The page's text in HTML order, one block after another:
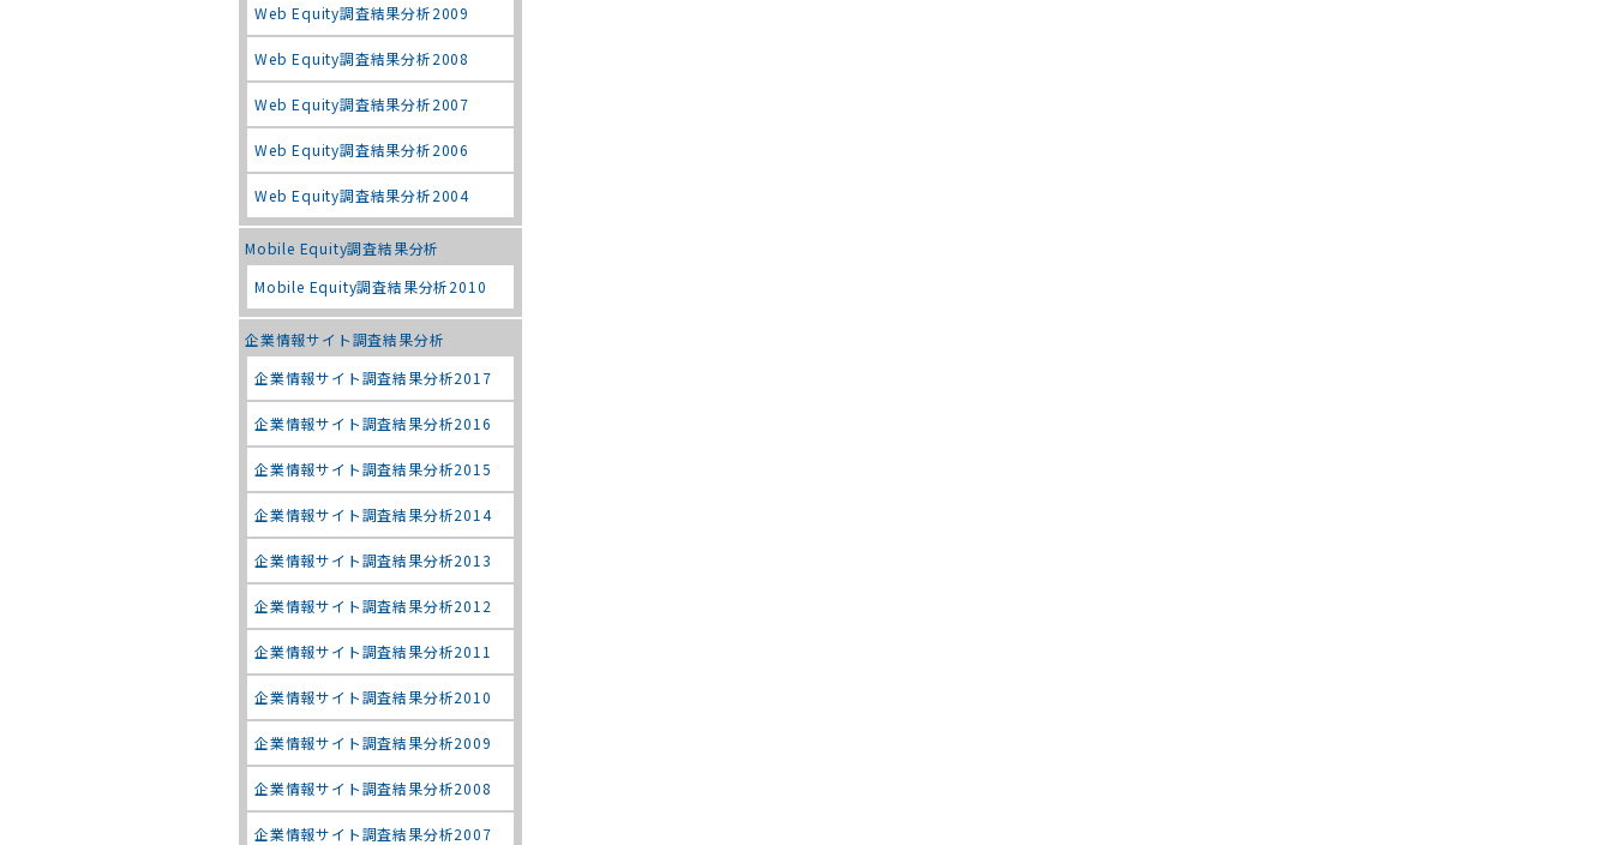
Web Equity調査結果分析2009
Web Equity調査結果分析2008
Web Equity調査結果分析2007
Web Equity調査結果分析2006
Web Equity調査結果分析2004
Mobile Equity調査結果分析
Mobile Equity調査結果分析2010
企業情報サイト調査結果分析
企業情報サイト調査結果分析2017
企業情報サイト調査結果分析2016
企業情報サイト調査結果分析2015
企業情報サイト調査結果分析2014
企業情報サイト調査結果分析2013
企業情報サイト調査結果分析2012
企業情報サイト調査結果分析2011
企業情報サイト調査結果分析2010
企業情報サイト調査結果分析2009
企業情報サイト調査結果分析2008
企業情報サイト調査結果分析2007